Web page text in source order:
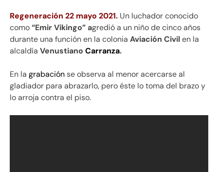
Regeneración 22 mayo 2021. Un luchador conocido
como“Emir Vikingo” agredió a un niño de cinco años
durante una función en la colonia Aviación Civilen la
alcaldía Venustiano Carranza.
En la grabaciónse observa al menor acercarse al
gladiador para abrazarlo, pero éste lo toma del brazo y
lo arroja contra el piso.